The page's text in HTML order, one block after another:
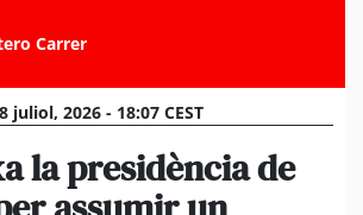
Carrer
8 juliol, 2026 - 18:07 CEST
la presidència de